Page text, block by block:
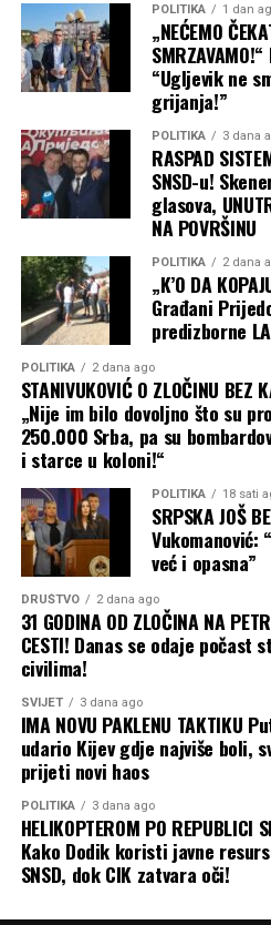
POLITIKA 1 dan
„NEĆEMO
“Ugljevik ne
grijanja!”
POLITIKA 3 dana
RASPAD
SNSD-u!
glasova,
NA POVRŠINU
POLITIKA 2 dana
„K’O DA
Građani
predizborne
POLITIKA 2 dana ago
STANIVUKOVIĆ O ZLOČINU BEZ
„Nije im bilo dovoljno što su
250.000 Srba, pa su
i starce u koloni!“
POLITIKA 18 sati
SRPSKA JOŠ
Vukomanović:
već i opasna”
DRUŠTVO 2 dana ago
31 GODINA OD ZLOČINA NA
CESTI! Danas se odaje počast
civilima!
SVIJET 3 dana ago
IMA NOVU PAKLENU TAKTIKU
udario Kijev gdje najviše boli,
prijeti novi haos
POLITIKA 3 dana ago
HELIKOPTEROM PO REPUBLICI
Kako Dodik koristi javne
SNSD, dok CIK zatvara oči!